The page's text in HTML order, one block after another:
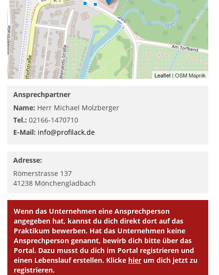
Leaflet | OSM Mapnik
Ansprechpartner
Name: Herr Michael Molzberger
Tel.: 02166-1470710
E-Mail: info@profilack.de
Adresse:
Römerstrasse 137
41238 Mönchengladbach
Wenn das Unternehmen eine Ansprechperson
angegeben hat, kannst du dich direkt dort auf das
Praktikum bewerben. Hat das Unternehmen keine
Ansprechperson genannt, bewirb dich bitte über das
Portal. Dazu musst du dich im Portal registrieren und
einen Lebenslauf erstellen. Klicke hier um dich jetzt zu
registrieren.